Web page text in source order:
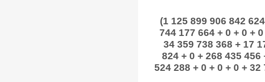
(1 125 899 906 842
744 177 664 + 0 + 0 +
34 359 738 368 + 17
824 + 0 + 268 435 456
524 288 + 0 + 0 + 0 +